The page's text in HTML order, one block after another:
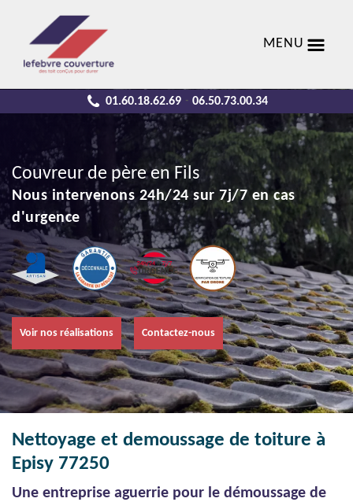
MENU
01.60.18.62.69 - 06.50.73.00.34
Couvreur de père en Fils
Nous intervenons 24h/24 sur 7j/7 en cas
d'urgence
Voir nos réalisations Contactez-nous
Nettoyage et demoussage de toiture à
Episy 77250
Une entreprise aguerrie pour le démoussage de